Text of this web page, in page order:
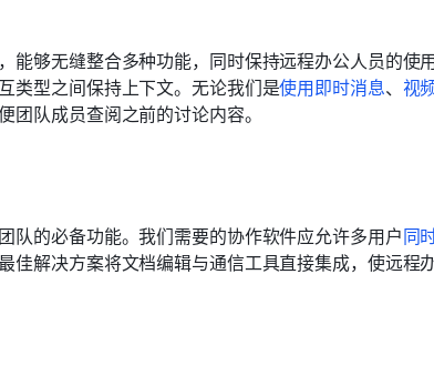
能够无缝整合多种功能，同时保持远程办公人员的使
类型之间保持上下文。无论我们是使用即时消息、 视
团队成员查阅之前的讨论内容。
队的必备功能。我们需要的协作软件应允许多用户同
佳解决方案将文档编辑与通信工具直接集成，使远程